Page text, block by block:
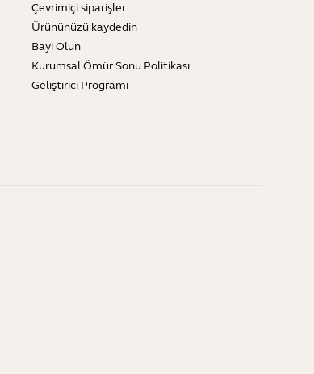
Çevrimiçi siparişler
Ürününüzü kaydedin
Bayi Olun
Kurumsal Ömür Sonu Politikası
Geliştirici Programı